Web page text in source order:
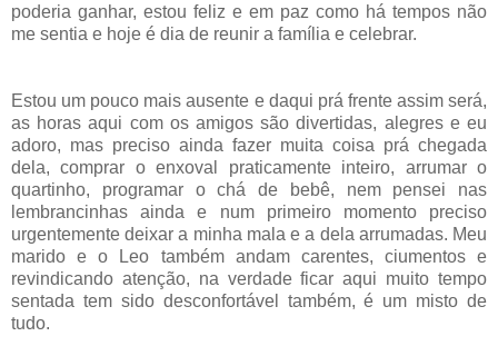
poderia ganhar, estou feliz e em paz como há tempos não
me sentia e hoje é dia de reunir a família e celebrar.
Estou um pouco mais ausente e daqui prá frente assim será,
as horas aqui com os amigos são divertidas, alegres e eu
adoro, mas preciso ainda fazer muita coisa prá chegada
dela, comprar o enxoval praticamente inteiro, arrumar o
quartinho, programar o chá de bebê, nem pensei nas
lembrancinhas ainda e num primeiro momento preciso
urgentemente deixar a minha mala e a dela arrumadas. Meu
marido e o Leo também andam carentes, ciumentos e
revindicando atenção, na verdade ficar aqui muito tempo
sentada tem sido desconfortável também, é um misto de
tudo.